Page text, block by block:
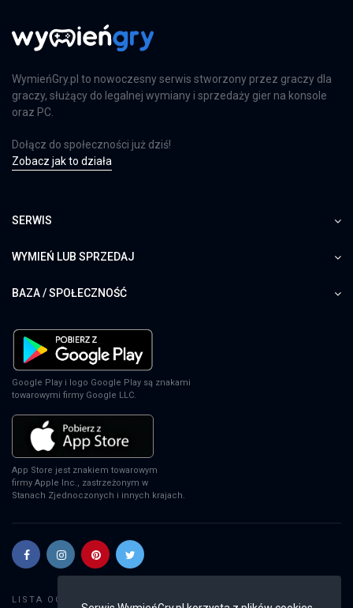
WymieńGry.pl to nowoczesny serwis stworzony przez graczy dla
graczy, służący do legalnej wymiany i sprzedaży gier na konsole
oraz PC.
Dołącz do społeczności już dziś!
Zobacz jak to działa
SERWIS
WYMIEŃ LUB SPRZEDAJ
BAZA / SPOŁECZNOŚĆ
Google Play i logo Google Play są znakami
towarowymi firmy Google LLC.
App Store jest znakiem towarowym
firmy Apple Inc., zastrzeżonym w
Stanach Zjednoczonych i innych krajach.
LISTA OGŁOSZEŃ: